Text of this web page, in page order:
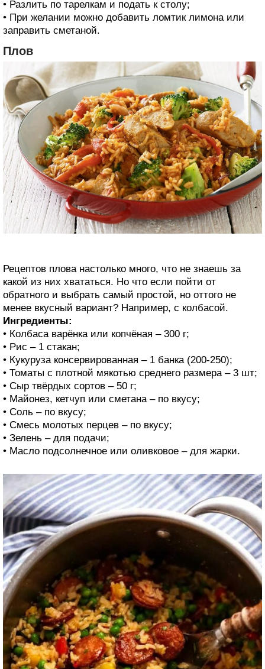
• Разлить по тарелкам и подать к столу;
• При желании можно добавить ломтик лимона или
заправить сметаной.
Плов
Рецептов плова настолько много, что не знаешь за
какой из них хвататься. Но что если пойти от
обратного и выбрать самый простой, но оттого не
менее вкусный вариант? Например, с колбасой.
Ингредиенты:
• Колбаса варёнка или копчёная – 300 г;
• Рис – 1 стакан;
• Кукуруза консервированная – 1 банка (200-250);
• Томаты с плотной мякотью среднего размера – 3 шт;
• Сыр твёрдых сортов – 50 г;
• Майонез, кетчуп или сметана – по вкусу;
• Соль – по вкусу;
• Смесь молотых перцев – по вкусу;
• Зелень – для подачи;
• Масло подсолнечное или оливковое – для жарки.